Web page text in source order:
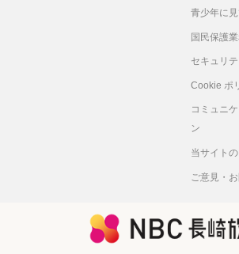
青少年に
国民保護
セキュリ
Cookie ポ
コミュニ
ン
当サイト
ご意見・